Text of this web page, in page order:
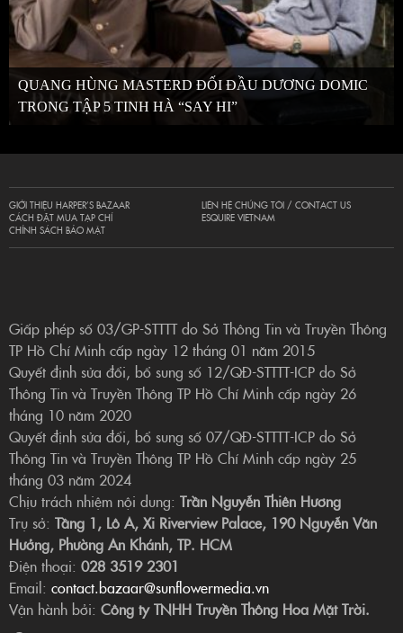
QUANG HÙNG MASTERD ĐỐI ĐẦU DƯƠNG DOMIC
TRONG TẬP 5 TINH HÀ “SAY HI”
GIỚI THIỆU HARPER’S BAZAAR
CÁCH ĐẶT MUA TẠP CHÍ
CHÍNH SÁCH BẢO MẬT
LIÊN HỆ CHÚNG TÔI / CONTACT US
ESQUIRE VIETNAM
Giấp phép số 03/GP-STTTT do Sở Thông Tin và Truyền Thông
TP Hồ Chí Minh cấp ngày 12 tháng 01 năm 2015
Quyết định sửa đổi, bổ sung số 12/QĐ-STTTT-ICP do Sở
Thông Tin và Truyền Thông TP Hồ Chí Minh cấp ngày 26
tháng 10 năm 2020
Quyết định sửa đổi, bổ sung số 07/QĐ-STTTT-ICP do Sở
Thông Tin và Truyền Thông TP Hồ Chí Minh cấp ngày 25
tháng 03 năm 2024
Chịu trách nhiệm nội dung: Trần Nguyễn Thiên Hương
Trụ sở: Tầng 1, Lô A, Xi Riverview Palace, 190 Nguyễn Văn
Hưởng, Phường An Khánh, TP. HCM
Điện thoại: 028 3519 2301
Email: contact.bazaar@sunflowermedia.vn
Vận hành bởi: Công ty TNHH Truyền Thông Hoa Mặt Trời.